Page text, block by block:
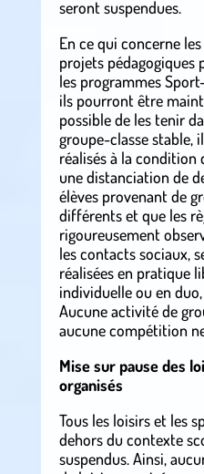
seront suspendues.
En ce qui concerne
projets pédagogiques
les programmes
ils pourront être
possible de les tenir
groupe-classe stable,
réalisés à la
une distanciation de
élèves provenant de
différents et que les
rigoureusement
les contacts sociaux,
réalisées en pratique
individuelle ou en
Aucune activité de
aucune compétition
Mise sur pause des
organisés
Tous les loisirs et les
dehors du contexte
suspendus. Ainsi,